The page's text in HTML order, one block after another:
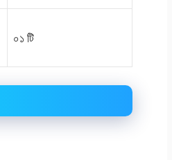
০১ টি